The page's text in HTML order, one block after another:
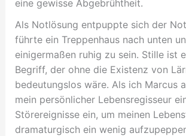
eine gewisse Abgebrühtheit.
Als Notlösung entpuppte sich der
führte ein Treppenhaus nach unten
einigermaßen ruhig zu sein. Stille ist
Begriff, der ohne die Existenz von
bedeutungslos wäre. Als ich Marcus
mein persönlicher Lebensregisseur
Störereignisse ein, um meinen
dramaturgisch ein wenig